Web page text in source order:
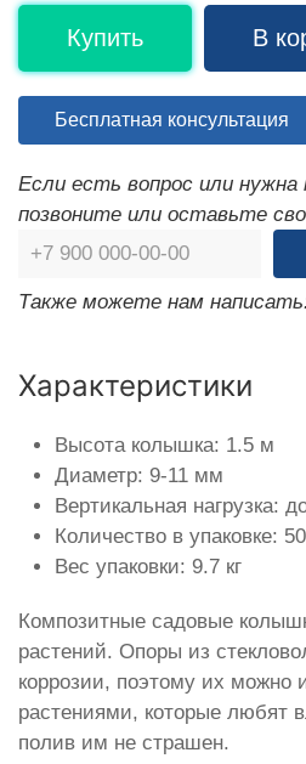
Купить В
Бесплатная консультация
Если есть вопрос или
позвоните или оставьте
Также можете нам
Характеристики
Высота колышка: 1.5 м
Диаметр: 9-11 мм
Вертикальная нагрузка:
Количество в упаковке:
Вес упаковки: 9.7 кг
Композитные садовые
растений. Опоры из
коррозии, поэтому их можно
растениями, которые любят
полив им не страшен.